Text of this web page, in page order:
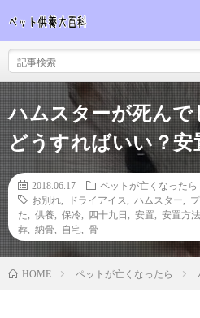
ハムスターが死んで
どうすればいい？安
2018.06.17
ペットが亡くなったら
お別れ
ドライアイス ハムスター
た
供養 保冷 四十九日 安置 安置方法
葬
納骨 自宅 骨
HOME ペットが亡くなったら